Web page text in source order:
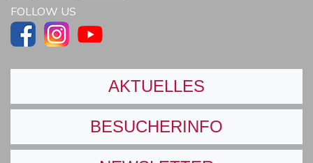
FOLLOW US
AKTUELLES
BESUCHERINFO